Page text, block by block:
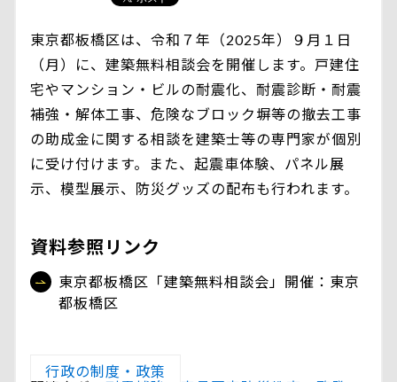
東京都板橋区は、令和７年（2025年）９月１日
（月）に、建築無料相談会を開催します。戸建住
宅やマンション・ビルの耐震化、耐震診断・耐震
補強・解体工事、危険なブロック塀等の撤去工事
の助成金に関する相談を建築士等の専門家が個別
に受け付けます。また、起震車体験、パネル展
示、模型展示、防災グッズの配布も行われます。
資料参照リンク
東京都板橋区「建築無料相談会」開催：東京
都板橋区
行政の制度・政策